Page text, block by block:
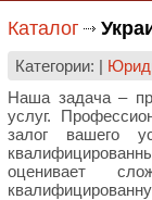
Каталог
Категории: |
Наша задача –
услуг.
залог вашего
оценивает